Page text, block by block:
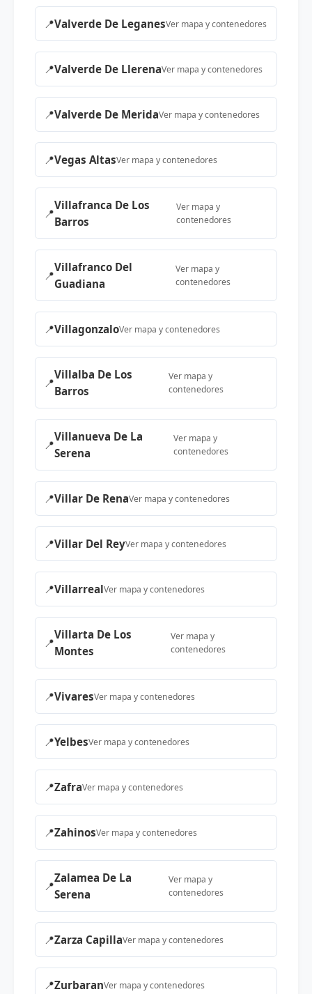
📍Valverde De LeganesVer mapa y contenedores
📍Valverde De LlerenaVer mapa y contenedores
📍Valverde De MeridaVer mapa y contenedores
📍Vegas AltasVer mapa y contenedores
📍
Villafranca De Los
Barros
Ver mapa y
contenedores
📍
Villafranco Del
Guadiana
Ver mapa y
contenedores
📍VillagonzaloVer mapa y contenedores
📍
Villalba De Los
Barros
Ver mapa y
contenedores
📍
Villanueva De La
Serena
Ver mapa y
contenedores
📍Villar De RenaVer mapa y contenedores
📍Villar Del ReyVer mapa y contenedores
📍VillarrealVer mapa y contenedores
📍
Villarta De Los
Montes
Ver mapa y
contenedores
📍VivaresVer mapa y contenedores
📍YelbesVer mapa y contenedores
📍ZafraVer mapa y contenedores
📍ZahinosVer mapa y contenedores
📍
Zalamea De La
Serena
Ver mapa y
contenedores
📍Zarza CapillaVer mapa y contenedores
📍ZurbaranVer mapa y contenedores